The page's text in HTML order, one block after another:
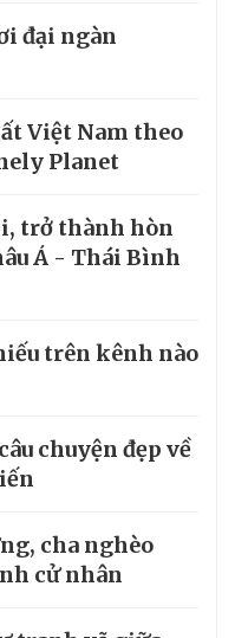
đại ngàn
Việt Nam theo
Planet
trở thành hòn
Á - Thái Bình
trên kênh nào
chuyện đẹp về
cha nghèo
cử nhân